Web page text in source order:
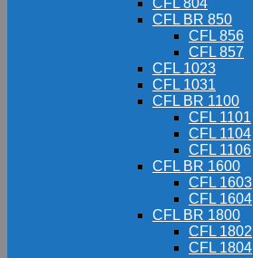
CFL 804
CFL BR 850
CFL 856
CFL 857
CFL 1023
CFL 1031
CFL BR 1100
CFL 1101
CFL 1104
CFL 1106
CFL BR 1600
CFL 1603
CFL 1604
CFL BR 1800
CFL 1802
CFL 1804